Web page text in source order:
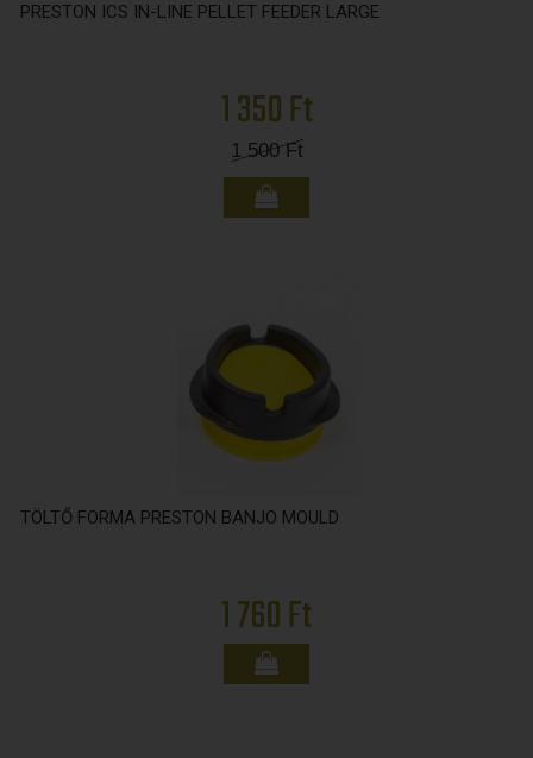
PRESTON ICS IN-LINE PELLET FEEDER LARGE
1 350 Ft
1 500Ft
TÖLTŐ FORMA PRESTON BANJO MOULD
1 760 Ft